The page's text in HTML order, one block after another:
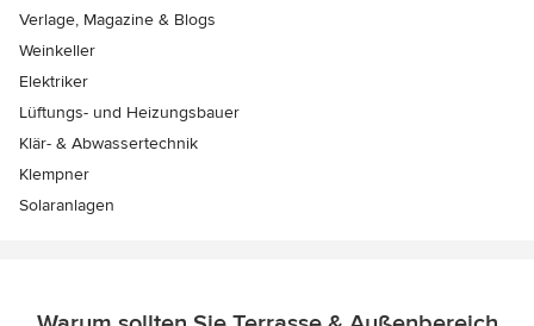
Verlage, Magazine & Blogs
Weinkeller
Elektriker
Lüftungs- und Heizungsbauer
Klär- & Abwassertechnik
Klempner
Solaranlagen